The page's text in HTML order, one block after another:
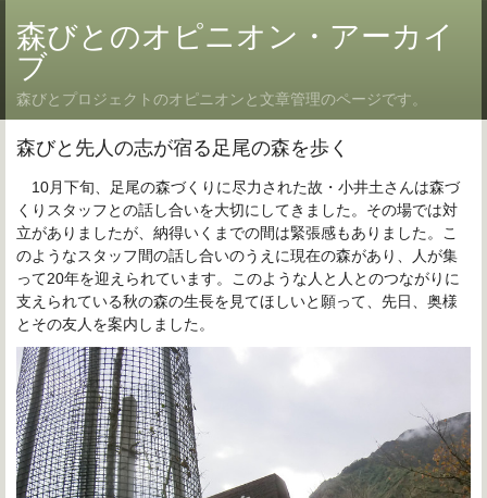
森びとのオピニオン・アーカイ
ブ
森びとプロジェクトのオピニオンと文章管理のページです。
森びと先人の志が宿る足尾の森を歩く
10月下旬、足尾の森づくりに尽力された故・小井土さんは森づ
くりスタ ッフとの話し合いを大切にしてきました。その場では対
立がありましたが、納得いくまでの間は緊張感もありました。こ
のようなスタッフ間の話し合いのうえに現在の森があり、人が集
って20年を迎えられています。このような人と人とのつながりに
支えられている秋の森の生長を見てほしいと願って、先日、奥様
とその友人を案内しました。